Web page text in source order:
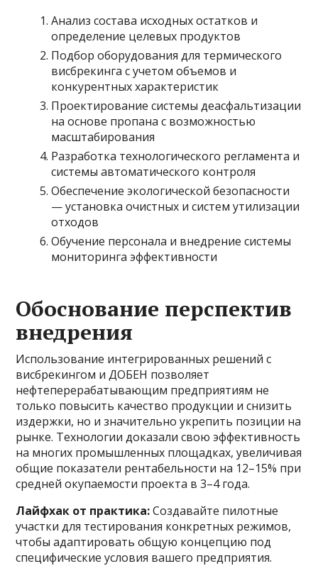
Анализ состава исходных остатков и
определение целевых продуктов
Подбор оборудования для термического
висбрекинга с учетом объемов и
конкурентных характеристик
Проектирование системы деасфальтизации
на основе пропана с возможностью
масштабирования
Разработка технологического регламента и
системы автоматического контроля
Обеспечение экологической безопасности
— установка очистных и систем утилизации
отходов
Обучение персонала и внедрение системы
мониторинга эффективности
Обоснование перспектив
внедрения
Использование интегрированных решений с
висбрекингом и ДОБЕН позволяет
нефтеперерабатывающим предприятиям не
только повысить качество продукции и снизить
издержки, но и значительно укрепить позиции на
рынке. Технологии доказали свою эффективность
на многих промышленных площадках, увеличивая
общие показатели рентабельности на 12–15% при
средней окупаемости проекта в 3–4 года.
Лайфхак от практика:Создавайте пилотные
участки для тестирования конкретных режимов,
чтобы адаптировать общую концепцию под
специфические условия вашего предприятия.